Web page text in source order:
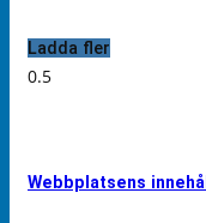
Ladda fler
Webbplatsens innehåll